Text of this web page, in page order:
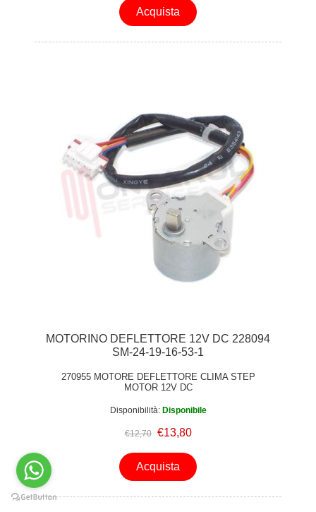
Acquista
MOTORINO DEFLETTORE 12V DC 228094
SM-24-19-16-53-1
270955 MOTORE DEFLETTORE CLIMA STEP
MOTOR 12V DC
Disponibilità: Disponibile
€12,70 €13,80
Acquista